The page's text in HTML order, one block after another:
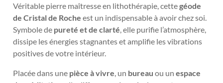
Véritable pierre maîtresse en lithothérapie, cettegéode
de Cristal de Roche est un indispensable à avoir chez soi.
Symbole de pureté et de clarté , elle purifie l’atmosphère,
dissipe les énergies stagnantes et amplifie les vibrations
positives de votre intérieur.
Placée dans une pièce à vivre , un bureau ou unespace